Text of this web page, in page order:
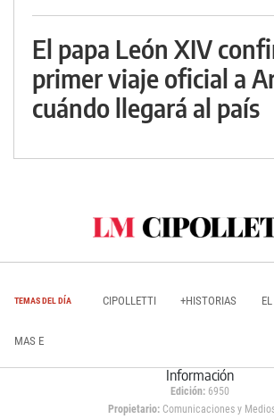
El papa León XIV
primer viaje oficial a
cuándo llegará al país
TEMAS DEL DÍA CIPOLLETTI +HISTORIAS
MAS E
Información
Edición: 6950
Propietario:Comunicaciones y